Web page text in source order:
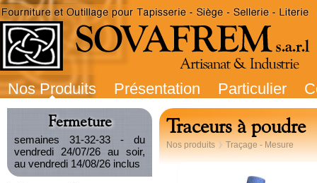
Nos Produits Présentation Particulier
Fermeture
semaines 31-32-33 - du
vendredi 24/07/26 au soir,
au vendredi 14/08/26 inclus
Traceurs à poudre
Nos produits Traçage - Mesure